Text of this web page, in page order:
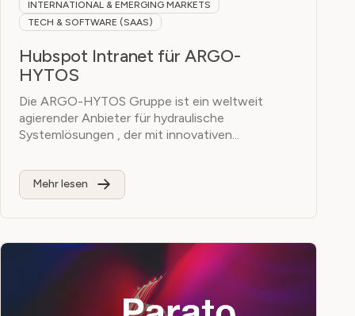
INTERNATIONAL & EMERGING MARKETS
TECH & SOFTWARE (SAAS)
Hubspot Intranet für ARGO-
HYTOS
Die ARGO-HYTOS Gruppe ist ein weltweit
agierender Anbieter für hydraulische
Systemlösungen , der mit innovativen...
Mehr lesen